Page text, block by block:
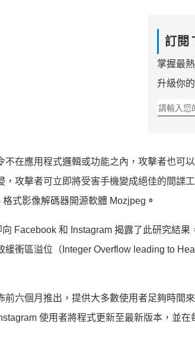
訂閱
掌握最
升級你
不在應用程式邏輯或功能之內，攻擊者也可
，攻擊者可立即將受害手機變成絕佳的間諜
格式影像解碼器開源軟體 Mozjpeg 。
Facebook 和 Instagram 揭露了此研究結果
緩衝區溢位（Integer Overflow leading to
六個月推出，提供大多數使用者足夠時間
使用者將程式更新至最新版本，並在